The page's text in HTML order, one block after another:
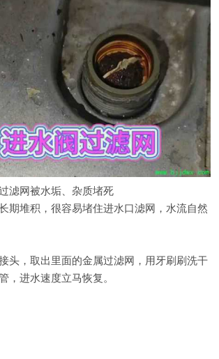
滤网被水垢、杂质堵死
期堆积，很容易堵住进水口滤网，水流自然
头，取出里面的金属过滤网，用牙刷刷洗干
，进水速度立马恢复。